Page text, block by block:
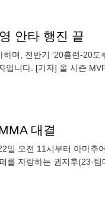
안타 행진 끝
며, 전반기 '20홈런-20
니다. [기자] 올 시즌
대결
오전 11시부터 아마추
자랑하는 권지후(23·